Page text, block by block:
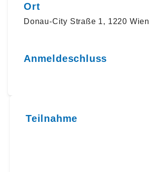
Ort
Donau-City Straße 1, 1220 Wien
Anmeldeschluss
Teilnahme